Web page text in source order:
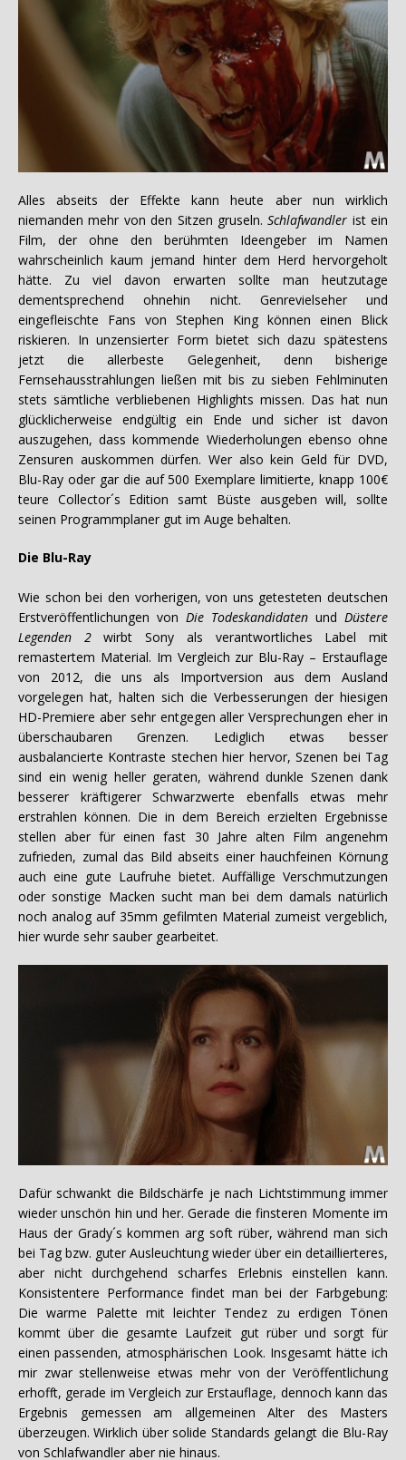
Alles abseits der Effekte kann heute aber nun wirklich
niemanden mehr von den Sitzen gruseln.Schlafwandler ist ein
Film, der ohne den berühmten Ideengeber im Namen
wahrscheinlich kaum jemand hinter dem Herd hervorgeholt
hätte. Zu viel davon erwarten sollte man heutzutage
dementsprechend ohnehin nicht. Genrevielseher und
eingefleischte Fans von Stephen King können einen Blick
riskieren. In unzensierter Form bietet sich dazu spätestens
jetzt die allerbeste Gelegenheit, denn bisherige
Fernsehausstrahlungen ließen mit bis zu sieben Fehlminuten
stets sämtliche verbliebenen Highlights missen. Das hat nun
glücklicherweise endgültig ein Ende und sicher ist davon
auszugehen, dass kommende Wiederholungen ebenso ohne
Zensuren auskommen dürfen. Wer also kein Geld für DVD,
Blu-Ray oder gar die auf 500 Exemplare limitierte, knapp 100€
teure Collector´s Edition samt Büste ausgeben will, sollte
seinen Programmplaner gut im Auge behalten.
Die Blu-Ray
Wie schon bei den vorherigen, von uns getesteten deutschen
Erstveröffentlichungen von Die Todeskandidaten und Düstere
Legenden 2wirbt Sony als verantwortliches Label mit
remastertem Material. Im Vergleich zur Blu-Ray – Erstauflage
von 2012, die uns als Importversion aus dem Ausland
vorgelegen hat, halten sich die Verbesserungen der hiesigen
HD-Premiere aber sehr entgegen aller Versprechungen eher in
überschaubaren Grenzen. Lediglich etwas besser
ausbalancierte Kontraste stechen hier hervor, Szenen bei Tag
sind ein wenig heller geraten, während dunkle Szenen dank
besserer kräftigerer Schwarzwerte ebenfalls etwas mehr
erstrahlen können. Die in dem Bereich erzielten Ergebnisse
stellen aber für einen fast 30 Jahre alten Film angenehm
zufrieden, zumal das Bild abseits einer hauchfeinen Körnung
auch eine gute Laufruhe bietet. Auffällige Verschmutzungen
oder sonstige Macken sucht man bei dem damals natürlich
noch analog auf 35mm gefilmten Material zumeist vergeblich,
hier wurde sehr sauber gearbeitet.
Dafür schwankt die Bildschärfe je nach Lichtstimmung immer
wieder unschön hin und her. Gerade die finsteren Momente im
Haus der Grady´s kommen arg soft rüber, während man sich
bei Tag bzw. guter Ausleuchtung wieder über ein detaillierteres,
aber nicht durchgehend scharfes Erlebnis einstellen kann.
Konsistentere Performance findet man bei der Farbgebung:
Die warme Palette mit leichter Tendez zu erdigen Tönen
kommt über die gesamte Laufzeit gut rüber und sorgt für
einen passenden, atmosphärischen Look. Insgesamt hätte ich
mir zwar stellenweise etwas mehr von der Veröffentlichung
erhofft, gerade im Vergleich zur Erstauflage, dennoch kann das
Ergebnis gemessen am allgemeinen Alter des Masters
überzeugen. Wirklich über solide Standards gelangt die Blu-Ray
von Schlafwandler aber nie hinaus.